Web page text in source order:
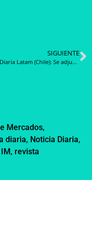
SIGUIENTE
Noticia Diaria Latam (Chile): Se adjudica séptima versión de la Compra Coordinada de Arriendo de Computadoras
Mercados,
diaria, Noticia Diaria,
, revista